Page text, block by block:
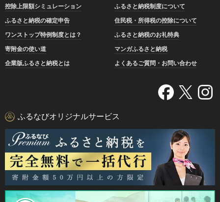
控除上限額シミュレーション
ふるさと納税制度について
ふるさと納税の確定申告
住民税・所得税の控除について
ワンストップ特例制度とは？
ふるさと納税のお礼特典
寄附金の使い道
マンガふるさと納税
企業版ふるさと納税とは
よくあるご質問・お問い合わせ
ふるなびオリジナルサービス